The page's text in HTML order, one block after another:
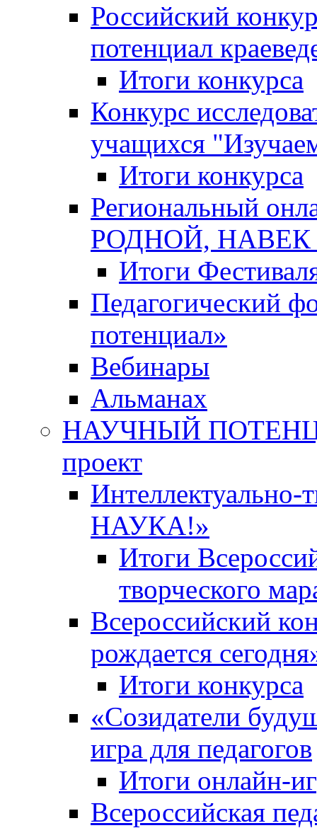
Российский
потенциал
Итоги конкурса
Конкурс
учащихся
Итоги конкурса
Региональный
РОДНОЙ,
Итоги
Педагогический
потенциал»
Вебинары
Альманах
НАУЧНЫЙ
проект
НАУКА!»
Итоги
творческого
Всероссийский
рождается
Итоги конкурса
«Cозидатели
игра для педагогов
Итоги онлайн-
Всероссийская